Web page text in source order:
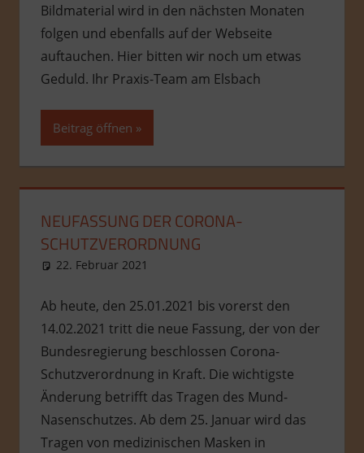
Bildmaterial wird in den nächsten Monaten
folgen und ebenfalls auf der Webseite
auftauchen. Hier bitten wir noch um etwas
Geduld. Ihr Praxis-Team am Elsbach
Beitrag öffnen
NEUFASSUNG DER CORONA-
SCHUTZVERORDNUNG
22. Februar 2021
Ab heute, den 25.01.2021 bis vorerst den
14.02.2021 tritt die neue Fassung, der von der
Bundesregierung beschlossen Corona-
Schutzverordnung in Kraft. Die wichtigste
Änderung betrifft das Tragen des Mund-
Nasenschutzes. Ab dem 25. Januar wird das
Tragen von medizinischen Masken in